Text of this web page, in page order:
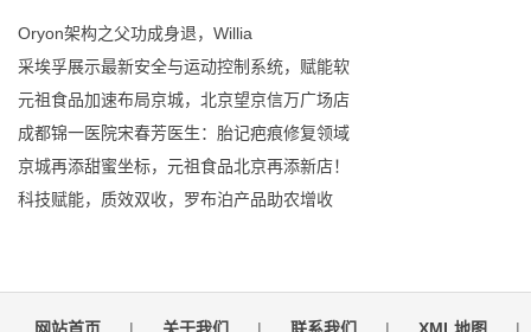
Oryon架构之父功成身退，Willia
采埃孚展示最新安全与运动控制系统，赋能软
元祖食品加速布局京城，北京望京信万广场店
成都锦一医院宋春芳医生：胎记疤痕修复领域
京城再添甜蜜坐标，元祖食品北京再添新店！
科技赋能，质效双收，罗布泊产品助农增收